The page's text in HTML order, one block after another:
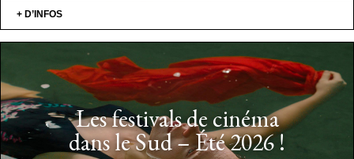
+ D’INFOS
Les festivals de cinéma
dans le Sud – Été 2026 !